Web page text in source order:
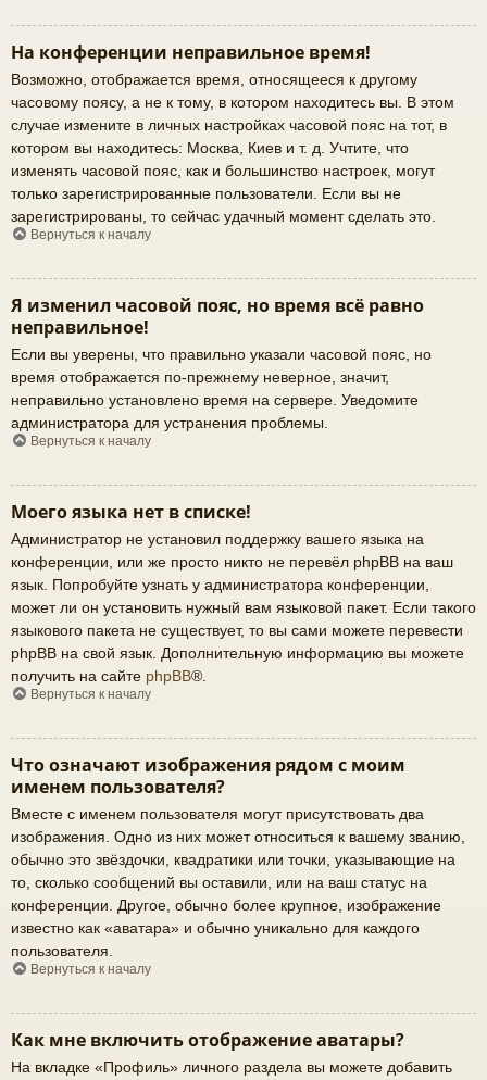
На конференции неправильное время!
Возможно, отображается время, относящееся к другому
часовому поясу, а не к тому, в котором находитесь вы. В этом
случае измените в личных настройках часовой пояс на тот, в
котором вы находитесь: Москва, Киев и т. д. Учтите, что
изменять часовой пояс, как и большинство настроек, могут
только зарегистрированные пользователи. Если вы не
зарегистрированы, то сейчас удачный момент сделать это.
Вернуться к началу
Я изменил часовой пояс, но время всё равно
неправильное!
Если вы уверены, что правильно указали часовой пояс, но
время отображается по-прежнему неверное, значит,
неправильно установлено время на сервере. Уведомите
администратора для устранения проблемы.
Вернуться к началу
Моего языка нет в списке!
Администратор не установил поддержку вашего языка на
конференции, или же просто никто не перевёл phpBB на ваш
язык. Попробуйте узнать у администратора конференции,
может ли он установить нужный вам языковой пакет. Если такого
языкового пакета не существует, то вы сами можете перевести
phpBB на свой язык. Дополнительную информацию вы можете
получить на сайте phpBB®.
Вернуться к началу
Что означают изображения рядом с моим
именем пользователя?
Вместе с именем пользователя могут присутствовать два
изображения. Одно из них может относиться к вашему званию,
обычно это звёздочки, квадратики или точки, указывающие на
то, сколько сообщений вы оставили, или на ваш статус на
конференции. Другое, обычно более крупное, изображение
известно как «аватара» и обычно уникально для каждого
пользователя.
Вернуться к началу
Как мне включить отображение аватары?
На вкладке «Профиль» личного раздела вы можете добавить